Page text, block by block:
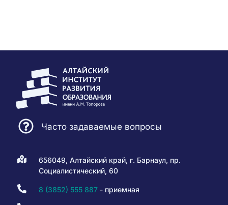
Часто задаваемые вопросы
656049, Алтайский край, г. Барнаул, пр.
Социалистический, 60
8 (3852) 555 887- приемная